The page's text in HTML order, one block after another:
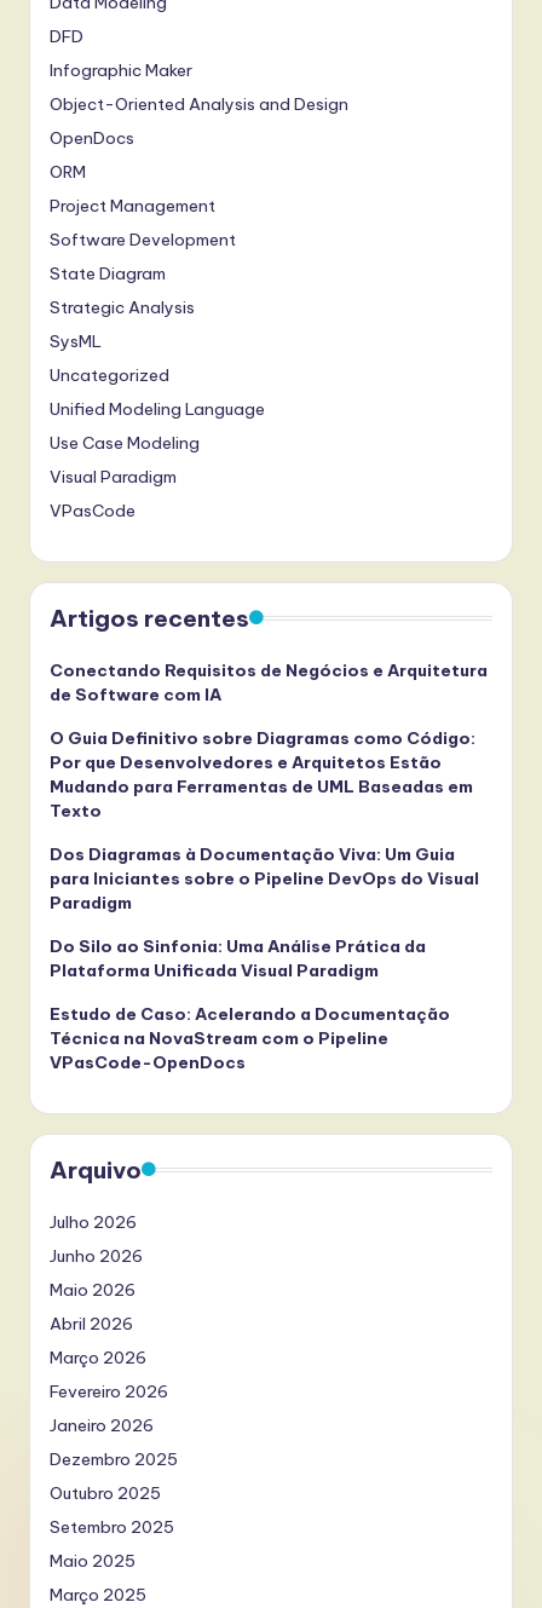
DFD
Infographic Maker
Object-Oriented Analysis and Design
OpenDocs
ORM
Project Management
Software Development
State Diagram
Strategic Analysis
SysML
Uncategorized
Unified Modeling Language
Use Case Modeling
Visual Paradigm
VPasCode
Artigos recentes
Conectando Requisitos de Negócios e Arquitetura
de Software com IA
O Guia Definitivo sobre Diagramas como Código:
Por que Desenvolvedores e Arquitetos Estão
Mudando para Ferramentas de UML Baseadas em
Texto
Dos Diagramas à Documentação Viva: Um Guia
para Iniciantes sobre o Pipeline DevOps do Visual
Paradigm
Do Silo ao Sinfonia: Uma Análise Prática da
Plataforma Unificada Visual Paradigm
Estudo de Caso: Acelerando a Documentação
Técnica na NovaStream com o Pipeline
VPasCode-OpenDocs
Arquivo
Julho 2026
Junho 2026
Maio 2026
Abril 2026
Março 2026
Fevereiro 2026
Janeiro 2026
Dezembro 2025
Outubro 2025
Setembro 2025
Maio 2025
Março 2025